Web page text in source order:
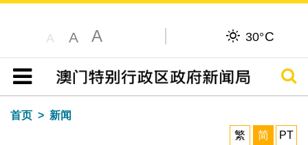
A A A 30°C
目录
搜寻
首页
新闻
繁
简 PT